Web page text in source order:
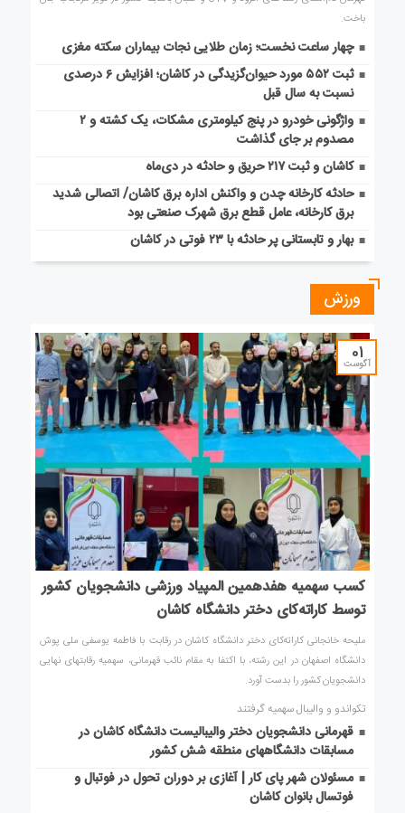
باخت.
چهار ساعت نخست؛ زمان طلایی نجات بیماران سکته مغزی
ثبت ۵۵۲ مورد حیوان‌گزیدگی در کاشان؛ افزایش ۶ درصدی
نسبت به سال قبل
واژگونی خودرو در پنج کیلومتری مشکات، یک کشته و ۲
مصدوم بر جای گذاشت
کاشان و ثبت ۲۱۷ حریق و حادثه در دی‌ماه
حادثه کارخانه چدن و واکنش اداره برق کاشان/ اتصالی شدید
برق کارخانه، عامل قطع برق شهرک صنعتی بود
بهار و تابستانی پر حادثه با ۲۳ فوتی در کاشان
ورزش
01
آگوست
کسب سهمیه هفدهمین المپیاد ورزشی دانشجویان کشور
توسط کاراته‌کای دختر دانشگاه کاشان
ملیحه خانجانی کاراته‌کای دختر دانشگاه کاشان در رقابت با فاطمه یوسفی ملی پوش
دانشگاه اصفهان در این رشته، با اکتفا به مقام نائب قهرمانی، سهمیه رقابتهای نهایی
دانشجویان کشور را بدست آورد.
تکواندو و والیبال سهمیه گرفتند
قهرمانی دانشجویان دختر والیبالیست دانشگاه کاشان در
مسابقات دانشگاههای منطقه شش کشور
مسئولان شهر پای کار | آغازی بر دوران تحول در فوتبال و
فوتسال بانوان کاشان